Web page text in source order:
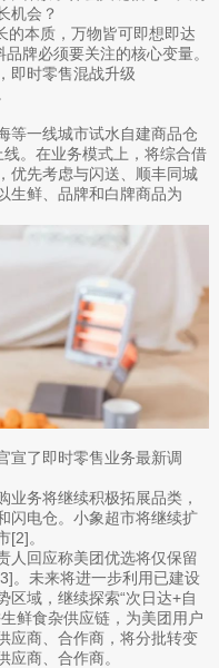
机会？
的本质，万物皆可即想即达
牌必须要关注的核心变量。
即时零售混战升级
等一线城市试水自建商品仓
。在业务模式上，将综合借
优先考虑与闪送、顺丰同城
生鲜、品牌和白牌商品为
宣了即时零售业务最新调
业务将继续积极拓展品类，
闪电仓。小象超市将继续扩
[2]。
人回应称美团优选将仅保留
。未来将进一步利用已建设
区域，继续探索“次日达+自
鲜食杂供应链，为美团用户
应商、合作商，将分批转变
商、合作商。